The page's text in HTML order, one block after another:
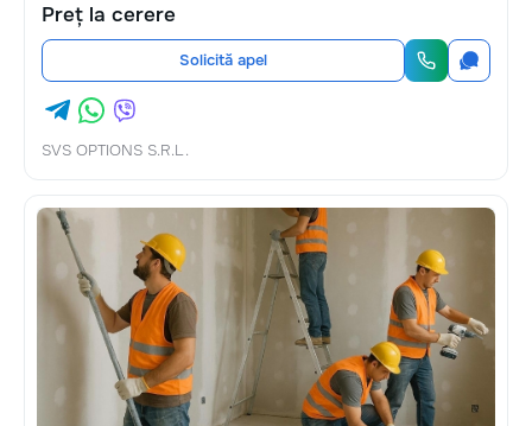
Preț la cerere
Solicită apel
SVS OPTIONS S.R.L.